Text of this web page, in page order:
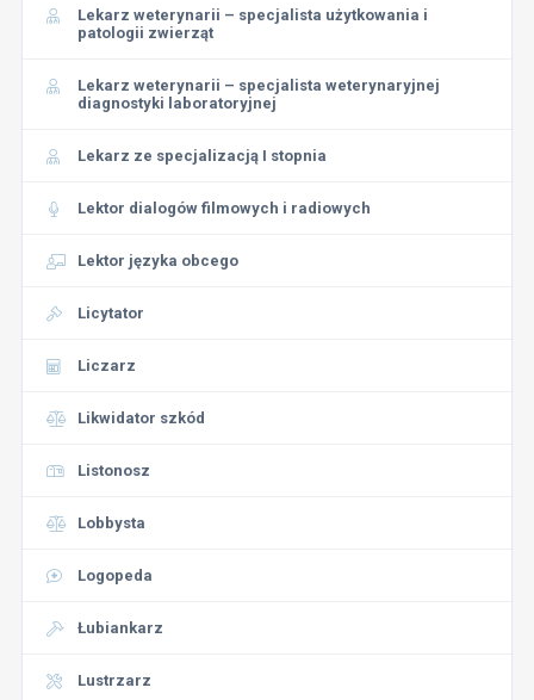
Lekarz weterynarii – specjalista użytkowania i
patologii zwierząt
Lekarz weterynarii – specjalista weterynaryjnej
diagnostyki laboratoryjnej
Lekarz ze specjalizacją I stopnia
Lektor dialogów filmowych i radiowych
Lektor języka obcego
Licytator
Liczarz
Likwidator szkód
Listonosz
Lobbysta
Logopeda
Łubiankarz
Lustrzarz